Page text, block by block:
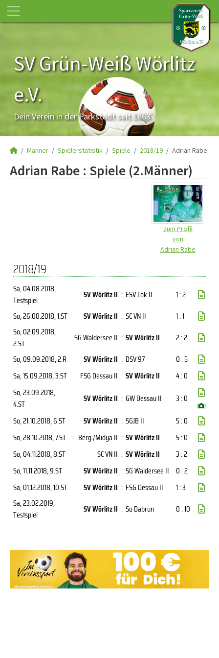
SV Grün-Weiß Wörlitz
e.V.
Dein Verein in der Parkstadt seit 1863
Männer Spielerstatistik Spiele 2018/19 Adrian Rabe
Adrian Rabe : Spiele (2.Männer)
zum Profil
von
Adrian Rabe
2018/19
Sa, 04.08.2018,
Testspiel
SV Wörlitz II : ESV Lok II
1 : 2
So, 26.08.2018, 1.ST SV Wörlitz II : SC VN II
1 : 1
So, 02.09.2018,
2.ST
SG Waldersee II : SV Wörlitz II
2 : 2
So, 09.09.2018, 2.R SV Wörlitz II : DSV 97
0 : 5
Sa, 15.09.2018, 3.ST FSG Dessau II : SV Wörlitz II
4 : 0
So, 23.09.2018,
4.ST
SV Wörlitz II : GW Dessau II 3 : 0
( )
So, 21.10.2018, 6.ST SV Wörlitz II : SGJB II
5 : 0
So, 28.10.2018, 7.ST Berg./Midya II : SV Wörlitz II
5 : 0
So, 04.11.2018, 8.ST SC VN II : SV Wörlitz II
3 : 2
So, 11.11.2018, 9.ST SV Wörlitz II : SG Waldersee II 0 : 2
Sa, 01.12.2018, 10.ST SV Wörlitz II : FSG Dessau II
1 : 3
Sa, 23.02.2019,
Testspiel
SV Wörlitz II : So Dabrun 0 : 10